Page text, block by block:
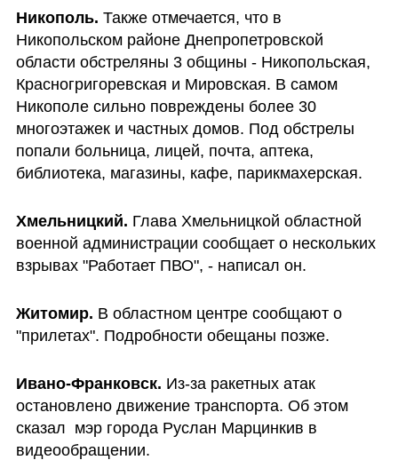
Никополь. Также отмечается, что в
Никопольском районе Днепропетровской
области обстреляны 3 общины - Никопольская,
Красногригоревская и Мировская. В самом
Никополе сильно повреждены более 30
многоэтажек и частных домов. Под обстрелы
попали больница, лицей, почта, аптека,
библиотека, магазины, кафе, парикмахерская.
Хмельницкий. Глава Хмельницкой областной
военной администрации сообщает о нескольких
взрывах "Работает ПВО", - написал он.
Житомир. В областном центре сообщают о
"прилетах". Подробности обещаны позже.
Ивано-Франковск. Из-за ракетных атак
остановлено движение транспорта. Об этом
сказал  мэр города Руслан Марцинкив в
видеообращении.